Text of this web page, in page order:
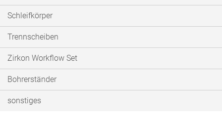
Schleifkörper
Trennscheiben
Zirkon Workflow Set
Bohrerständer
sonstiges